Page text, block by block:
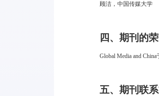
顾洁，中国传媒大学
四、期刊的
Global Media and
五、期刊联